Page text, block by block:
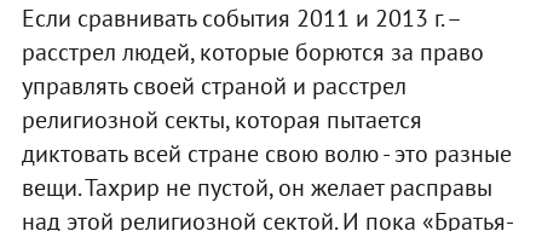
Если сравнивать события 2011 и 2013 г. –
расстрел людей, которые борются за право
управлять своей страной и расстрел
религиозной секты, которая пытается
диктовать всей стране свою волю - это разные
вещи. Тахрир не пустой, он желает расправы
над этой религиозной сектой. И пока «Братья-